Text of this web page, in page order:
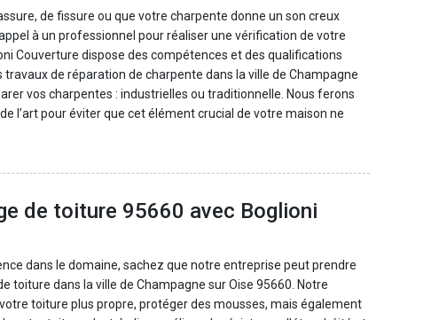
de fissure ou que votre charpente donne un son creux
à un professionnel pour réaliser une vérification de votre
Couverture dispose des compétences et des qualifications
travaux de réparation de charpente dans la ville de Champagne
vos charpentes : industrielles ou traditionnelle. Nous ferons
l’art pour éviter que cet élément crucial de votre maison ne
de toiture 95660 avec Boglioni
dans le domaine, sachez que notre entreprise peut prendre
toiture dans la ville de Champagne sur Oise 95660. Notre
toiture plus propre, protéger des mousses, mais également